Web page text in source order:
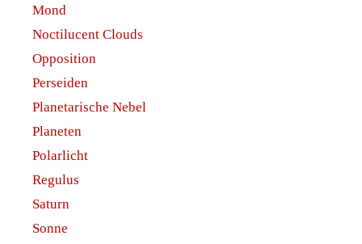
Mond
Noctilucent Clouds
Opposition
Perseiden
Planetarische Nebel
Planeten
Polarlicht
Regulus
Saturn
Sonne